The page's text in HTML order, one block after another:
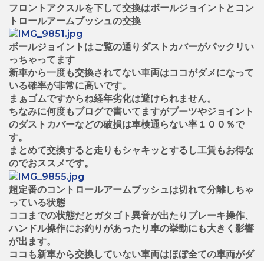
フロントアクスルを下して交換はボールジョイントとコン
トロールアームブッシュの交換
ボールジョイントはご覧の通りダストカバーがパックリい
っちゃってます
新車から一度も交換されてない車両はココがダメになって
いる確率が非常に高いです。
まぁゴムですからね経年劣化は避けられません。
ちなみに何度もブログで書いてますがブーツやジョイント
のダストカバーなどの破損は車検通らない率１００％で
す。
まとめて交換すると走りもシャキッとするし工賃もお得な
のでおススメです。
超定番のコントロールアームブッシュは切れて分離しちゃ
っている状態
ココまでの状態だとガタゴト異音が出たりブレーキ操作、
ハンドル操作にお釣りがあったり車の挙動にも大きく影響
が出ます。
ココも新車から交換していない車両はほぼ全ての車両がダ